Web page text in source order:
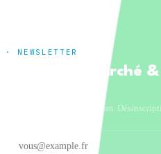
· NEWSLETTER
Tendances marché
Un email par mois maximum.